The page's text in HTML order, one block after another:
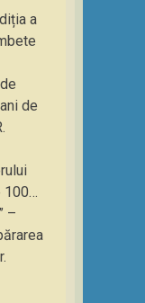
a
de
100…
–